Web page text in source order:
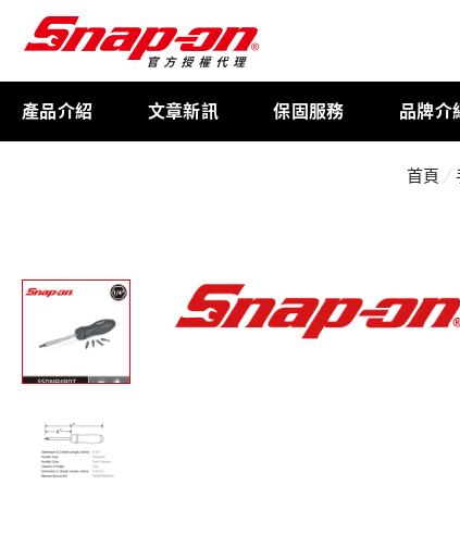
產品介紹
扭力扳手
文章新訊 保固服務 品牌介
首頁